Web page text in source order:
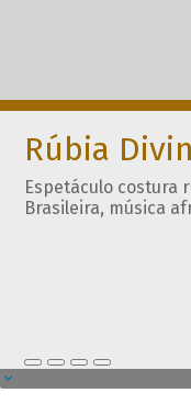
Rúbia
Espetáculo costura
Brasileira, música